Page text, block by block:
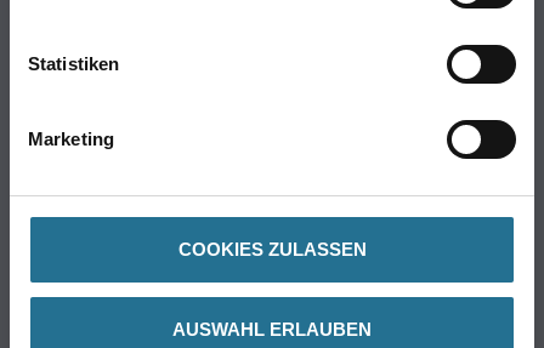
Statistiken
Marketing
COOKIES ZULASSEN
AUSWAHL ERLAUBEN
Putze- und Spachtelmassen
Wand- & Deckenbeläge
Winkler & Gräbner